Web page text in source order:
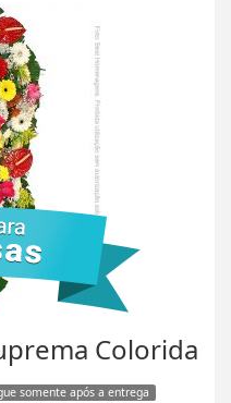
Colorida
somente após a entrega